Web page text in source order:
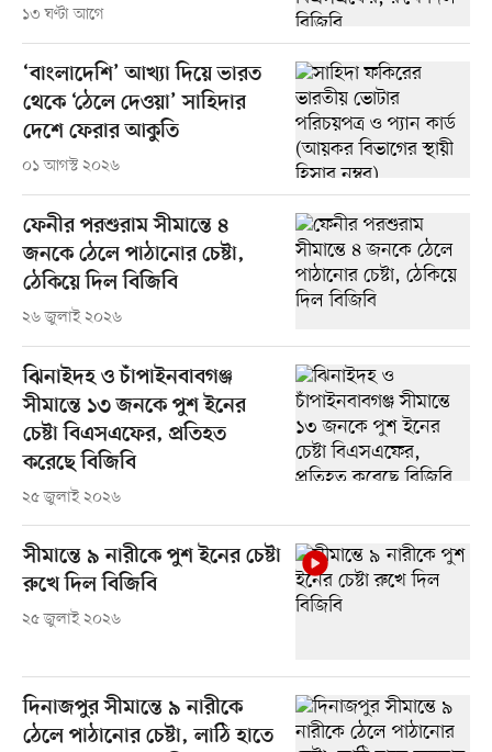
১৩ ঘণ্টা আগে
‘বাংলাদেশি’ আখ্যা দিয়ে ভারত
থেকে ‘ঠেলে দেওয়া’ সাহিদার
দেশে ফেরার আকুতি
০১ আগস্ট ২০২৬
ফেনীর পরশুরাম সীমান্তে ৪
জনকে ঠেলে পাঠানোর চেষ্টা,
ঠেকিয়ে দিল বিজিবি
২৬ জুলাই ২০২৬
ঝিনাইদহ ও চাঁপাইনবাবগঞ্জ
সীমান্তে ১৩ জনকে পুশ ইনের
চেষ্টা বিএসএফের, প্রতিহত
করেছে বিজিবি
২৫ জুলাই ২০২৬
সীমান্তে ৯ নারীকে পুশ ইনের চেষ্টা
রুখে দিল বিজিবি
২৫ জুলাই ২০২৬
দিনাজপুর সীমান্তে ৯ নারীকে
ঠেলে পাঠানোর চেষ্টা, লাঠি হাতে